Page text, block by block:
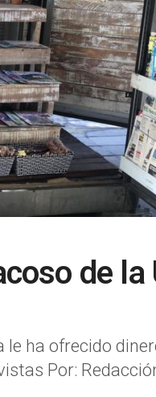
de la
ha ofrecido
Por: